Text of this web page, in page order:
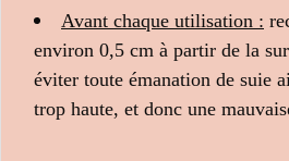
Avant chaque utilisation :
environ 0,5 cm à partir de la
éviter toute émanation de suie
trop haute, et donc une